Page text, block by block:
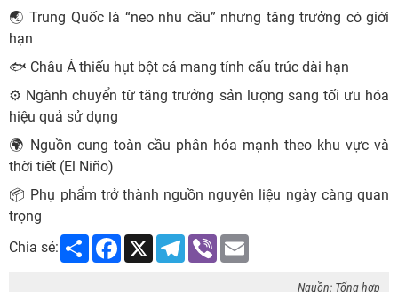
🌏 Trung Quốc là “neo nhu cầu” nhưng tăng trưởng có giới
hạn
🐟 Châu Á thiếu hụt bột cá mang tính cấu trúc dài hạn
⚙️ Ngành chuyển từ tăng trưởng sản lượng sang tối ưu hóa
hiệu quả sử dụng
🌍 Nguồn cung toàn cầu phân hóa mạnh theo khu vực và
thời tiết (El Niño)
📦 Phụ phẩm trở thành nguồn nguyên liệu ngày càng quan
trọng
Chia sẻ:
Share Facebook
X Telegram
Viber
Nguồn: Tổng hợp